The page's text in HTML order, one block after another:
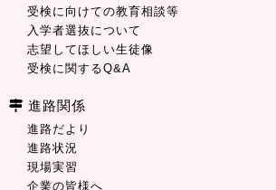
受検に向けての教育相談等
入学者選抜について
志望してほしい生徒像
受検に関するQ&A
進路関係
進路だより
進路状況
現場実習
企業の皆様へ